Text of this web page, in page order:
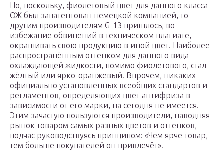
Но, поскольку, фиолетовый цвет для данного класса
ОЖ был запатентован немецкой компанией, то
другим производителям G-13 пришлось, во
избежание обвинений в техническом плагиате,
окрашивать свою продукцию в иной цвет. Наиболее
распространённым оттенком для данного вида
охлаждающей жидкости, помимо фиолетового, стал
жёлтый или ярко-оранжевый. Впрочем, никаких
официально установленных всеобщих стандартов и
регламентов, определяющих цвет антифриза в
зависимости от его марки, на сегодня не имеется.
Этим зачастую пользуются производители, наводняя
рынок товаром самых разных цветов и оттенков,
подчас руководствуясь принципом: «Чем ярче товар,
тем больше покупателей он привлечёт».